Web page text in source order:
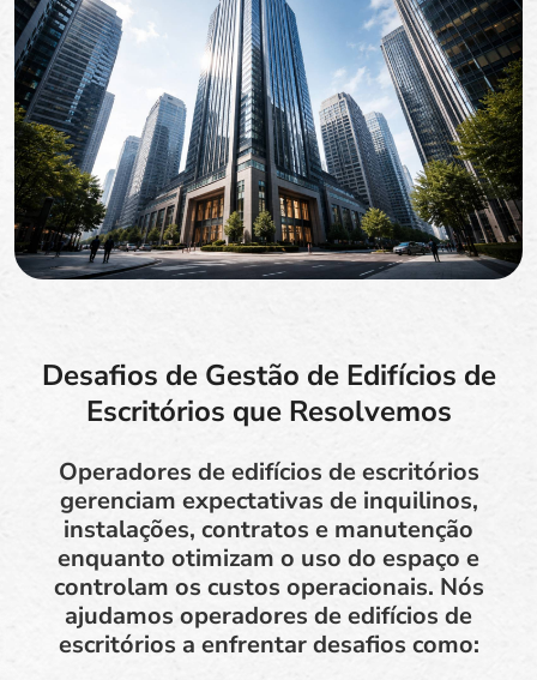
Desafios de Gestão de Edifícios de
Escritórios que Resolvemos
Operadores de edifícios de escritórios
gerenciam expectativas de inquilinos,
instalações, contratos e manutenção
enquanto otimizam o uso do espaço e
controlam os custos operacionais. Nós
ajudamos operadores de edifícios de
escritórios a enfrentar desafios como: